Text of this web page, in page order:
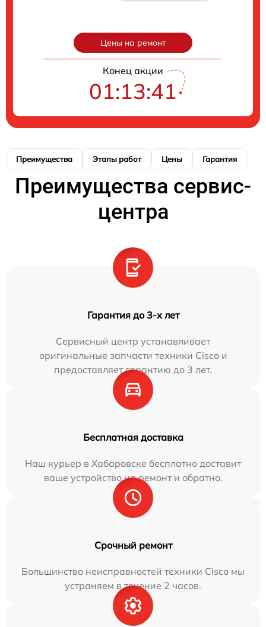
Цены на ремонт
Конец акции
01:13:41
Преимущества Этапы работ Цены Гарантия
Преимущества сервис-
центра
Гарантия до 3-х лет
Сервисный центр устанавливает
оригинальные запчасти техники Cisco и
предоставляет гарантию до 3 лет.
Бесплатная доставка
Наш курьер в Хабаровске бесплатно доставит
ваше устройство на ремонт и обратно.
Срочный ремонт
Большинство неисправностей техники Cisco мы
устраняем в течение 2 часов.